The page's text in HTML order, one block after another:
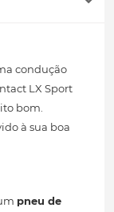
condução
LX Sport
bom.
à sua boa
pneu de